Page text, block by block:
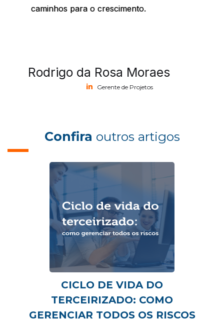
caminhos para o crescimento.
Rodrigo da Rosa Moraes
Gerente de Projetos
Confira outros artigos
CICLO DE VIDA DO
TERCEIRIZADO: COMO
GERENCIAR TODOS OS RISCOS